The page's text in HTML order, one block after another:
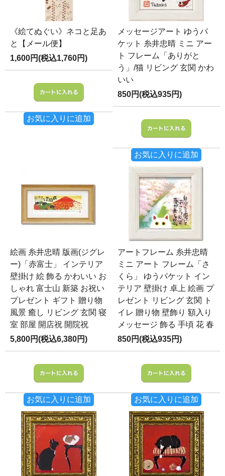
《絵てぬぐい》ネコと足あ
と【メール便】
1,600円(税込1,760円)
お気に入りに追加
メッセージアート ゆうパ
ケット 糸井忠晴 ミニ アー
ト フレーム「ありがと
う」/猫 リビング 玄関 かわ
いい
850円(税込935円)
お気に入りに追加
絵画 糸井忠晴 版画(ジグレ
ー)「赤富士」 インテリア
壁掛け 絵 飾る かわいい お
しゃれ 富士山 新築 お祝い
プレゼント ギフト 贈り物
風景 癒し リビング 玄関 寝
室 部屋 開店祝 開院祝
5,800円(税込6,380円)
お気に入りに追加
アートフレーム 糸井忠晴
ミニ アート フレーム「さ
くら」 ゆうパケット イン
テリア 壁掛け 卓上 絵画 プ
レゼント リビング 玄関 ト
イレ 贈り物 壁飾り 額入り
メッセージ 飾る 手頃 花 春
850円(税込935円)
お気に入りに追加